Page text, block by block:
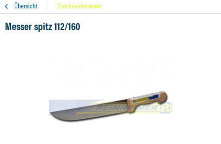
Übersicht Zuschneidemesser
Messer spitz 112/160